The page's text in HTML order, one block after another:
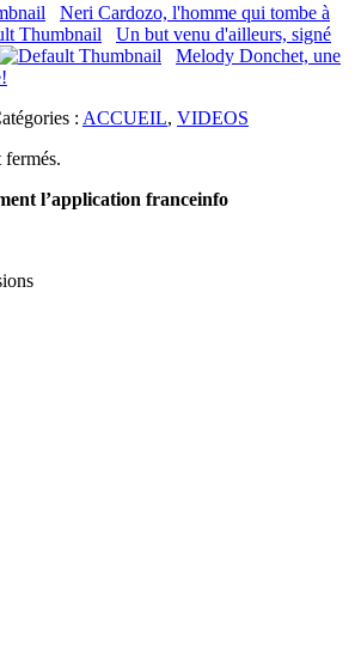
Neri Cardozo, l'homme qui tombe à
Un but venu d'ailleurs, signé
Melody Donchet, une
: ACCUEIL, VIDEOS
fermés.
l’application franceinfo